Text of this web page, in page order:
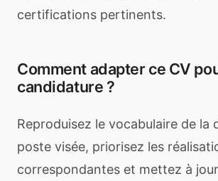
certifications pertinents.
Comment adapter ce CV
candidature ?
Reproduisez le vocabulaire de la
poste visée, priorisez les
correspondantes et mettez à